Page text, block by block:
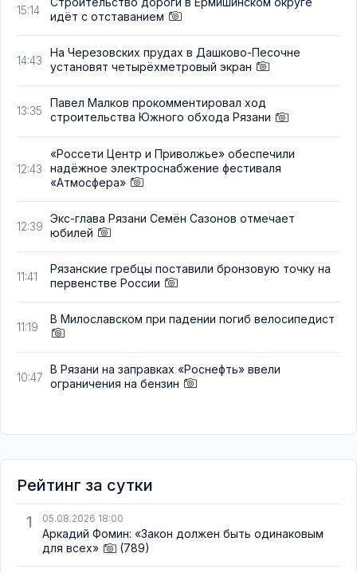
15:14
идёт с отставанием
14:43
На Черезовских прудах в Дашково-Песочне
установят четырёхметровый экран
13:35
Павел Малков прокомментировал ход
строительства Южного обхода Рязани
12:43
«Россети Центр и Приволжье» обеспечили
надёжное электроснабжение фестиваля
«Атмосфера»
12:39
Экс-глава Рязани Семён Сазонов отмечает
юбилей
11:41
Рязанские гребцы поставили бронзовую точку на
первенстве России
11:19
В Милославском при падении погиб велосипедист
10:47
В Рязани на заправках «Роснефть» ввели
ограничения на бензин
Рейтинг за сутки
1
05.08.2026 18:00
Аркадий Фомин: «Закон должен быть одинаковым
для всех»
(789)